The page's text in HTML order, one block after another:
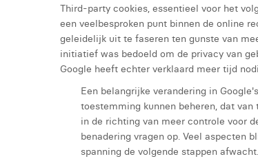
Third-party cookies, essentieel voor het
een veelbesproken punt binnen de online
geleidelijk uit te faseren ten gunste van
initiatief was bedoeld om de privacy van
Google heeft echter verklaard meer tijd
Een belangrijke verandering in
toestemming kunnen beheren, dat
in de richting van meer controle voor
benadering vragen op. Veel aspecten
spanning de volgende stappen afwacht.